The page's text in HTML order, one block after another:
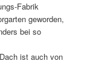
Fabrik
geworden,
bei so
ist auch von